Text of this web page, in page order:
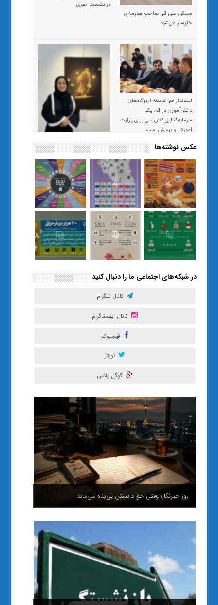
مسکن ملی قم، صاحبِ مدرسه‌ی
خیّرساز می‌شود
در نشست خبری
استاندار قم: توسعه اردوگاه‌های
دانش‌آموزی در قم، یک
سرمایه‌گذاری کلان ملی برای وزارت
آموزش و پرورش است
«صبر و اعتماد؛ روایت معلمی که
نسل Z را از بی‌هدفی به خودباوری
رساند / از یک کلاس ساده در قم تا
حضور مشترک معلم و هنرجویان
در مهم‌ترین گالری قرآنی هوش
مصنوعی تهران
عکس نوشته‌ها
در شبکه‌های اجتماعی ما را دنبال کنید
کانال تلگرام
کانال اینستاگرام
فیسبوک
تویتر
گوگل پلاس
روز خبرنگار؛ وقتی حق دانستن بی‌پناه می‌ماند